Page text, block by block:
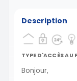
Description
TYPE D'ACCÈS AU
Bonjour,